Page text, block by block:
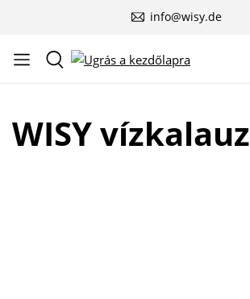
info@wisy.de
WISY vízkalauz